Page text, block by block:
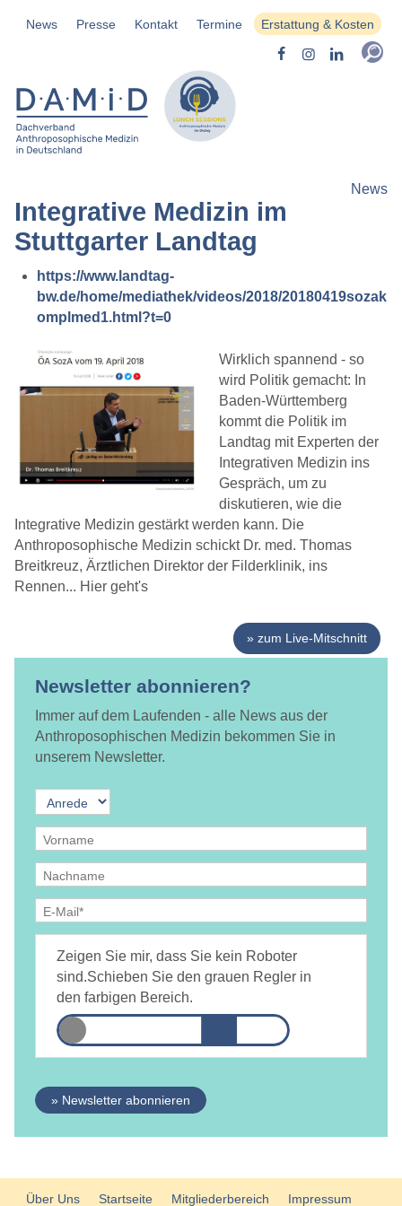
News Presse Kontakt Termine Erstattung & Kosten
News
Integrative Medizin im
Stuttgarter Landtag
https://www.landtag-
bw.de/home/mediathek/videos/2018/20180419sozak
omplmed1.html?t=0
Wirklich spannend - so
wird Politik gemacht: In
Baden-Württemberg
kommt die Politik im
Landtag mit Experten der
Integrativen Medizin ins
Gespräch, um zu
diskutieren, wie die
Integrative Medizin gestärkt werden kann. Die
Anthroposophische Medizin schickt Dr. med. Thomas
Breitkreuz, Ärztlichen Direktor der Filderklinik, ins
Rennen... Hier geht's
zum Live-Mitschnitt
Newsletter abonnieren?
Immer auf dem Laufenden - alle News aus der
Anthroposophischen Medizin bekommen Sie in
unserem Newsletter.
DAMiD mich per E-Mail über Themen und Veranstaltungen
informiert.
Zeigen Sie mir, dass Sie kein Roboter
sind.Schieben Sie den grauen Regler in
den farbigen Bereich.
» Newsletter abonnieren
Über Uns Startseite Mitgliederbereich Impressum